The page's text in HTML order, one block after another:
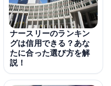
ナースリーのランキン
グは信用できる？あな
たに合った選び方を解
説！